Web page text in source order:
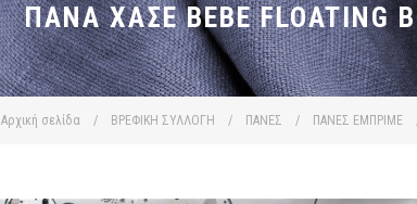
Αρχική σελίδα / ΒΡΕΦΙΚΗ ΣΥΛΛΟΓΗ / ΠΑΝΕΣ / ΠΑΝΕΣ ΕΜΠΡΙΜΕ
ΠΆΝΑ ΧΑΣΈ BEBE FLOATING